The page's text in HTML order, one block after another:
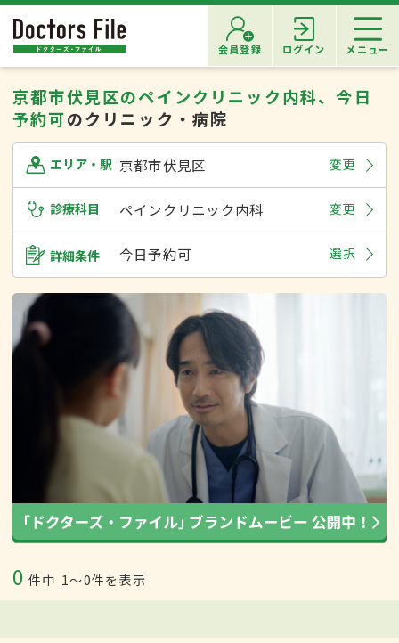
会員登録 ログイン メニュー
京都市伏見区のペインクリニック内科、今日
予約可のクリニック・病院
エリア・駅 京都市伏見区 変更
診療科目 ペインクリニック内科 変更
詳細条件 今日予約可 選択
0 件中 1〜0件を表示